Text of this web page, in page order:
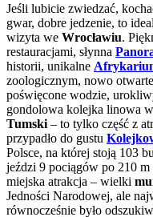
Jeśli lubicie zwiedzać,
gwar, dobre jedzenie, to
wizyta we Wrocławiu.
restauracjami, słynna
historii, unikalne
zoologicznym, nowo otwarte
poświęcone wodzie,
gondolowa kolejka linowa
Tumski – to tylko część z
przypadło do gustu
Polsce, na której stoją 103
jeździ 9 pociągów po 210
miejska atrakcja – wielki
Jedności Narodowej, ale
równocześnie było